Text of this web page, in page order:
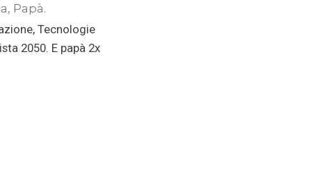
Papà.
Tecnologie
2050. E papà 2x